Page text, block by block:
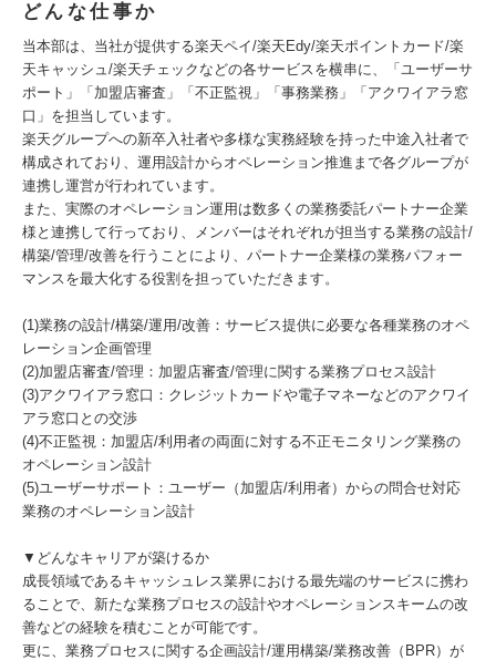
どんな仕事か
当本部は、当社が提供する楽天ペイ/楽天Edy/楽天ポイントカード/楽
天キャッシュ/楽天チェックなどの各サービスを横串に、「ユーザーサ
ポート」「加盟店審査」「不正監視」「事務業務」「アクワイアラ窓
口」を担当しています。
楽天グループへの新卒入社者や多様な実務経験を持った中途入社者で
構成されており、運用設計からオペレーション推進まで各グループが
連携し運営が行われています。
また、実際のオペレーション運用は数多くの業務委託パートナー企業
様と連携して行っており、メンバーはそれぞれが担当する業務の設計/
構築/管理/改善を行うことにより、パートナー企業様の業務パフォー
マンスを最大化する役割を担っていただきます。
(1)業務の設計/構築/運用/改善：サービス提供に必要な各種業務のオペ
レーション企画管理
(2)加盟店審査/管理：加盟店審査/管理に関する業務プロセス設計
(3)アクワイアラ窓口：クレジットカードや電子マネーなどのアクワイ
アラ窓口との交渉
(4)不正監視：加盟店/利用者の両面に対する不正モニタリング業務の
オペレーション設計
(5)ユーザーサポート：ユーザー（加盟店/利用者）からの問合せ対応
業務のオペレーション設計
▼どんなキャリアが築けるか
成長領域であるキャッシュレス業界における最先端のサービスに携わ
ることで、新たな業務プロセスの設計やオペレーションスキームの改
善などの経験を積むことが可能です。
更に、業務プロセスに関する企画設計/運用構築/業務改善（BPR）が